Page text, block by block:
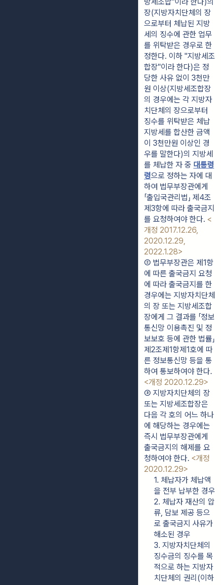
장(지방자치단체의 장
으로부터 체납된 지방
세의 징수에 관한 업무
를 위탁받은 경우로 한
정한다. 이하 "지방세조
합장"이라 한다)은 정
당한 사유 없이 3천만
원 이상(지방세조합장
의 경우에는 각 지방자
치단체의 장으로부터
징수를 위탁받은 체납
지방세를 합산한 금액
이 3천만원 이상인 경
우를 말한다)의 지방세
를 체납한 자 중 대통령
령으로 정하는 자에 대
하여 법무부장관에게
「출입국관리법」 제4조
제3항에 따라 출국금지
를 요청하여야 한다. <
개정 2017.12.26,
2020.12.29,
2022.1.28>
② 법무부장관은 제1항
에 따른 출국금지 요청
에 따라 출국금지를 한
경우에는 지방자치단체
의 장 또는 지방세조합
장에게 그 결과를 「정보
통신망 이용촉진 및 정
보보호 등에 관한 법률」
제2조제1항제1호에 따
른 정보통신망 등을 통
<개정 2020.12.29>
③ 지방자치단체의 장
또는 지방세조합장은
다음 각 호의 어느 하나
에 해당하는 경우에는
즉시 법무부장관에게
출국금지의 해제를 요
청하여야 한다. <개정
2020.12.29>
1. 체납자가 체납액
을 전부 납부한 경우
2. 체납자 재산의 압
류, 담보 제공 등으
로 출국금지 사유가
해소된 경우
3. 지방자치단체의
징수금의 징수를 목
적으로 하는 지방자
치단체의 권리(이하